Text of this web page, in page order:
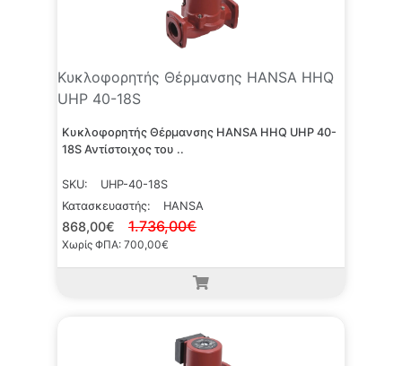
Κυκλοφορητής Θέρμανσης HANSA HHQ
UHP 40-18S
Κυκλοφορητής Θέρμανσης HANSA HHQ UHP 40-
18S Αντίστοιχος του ..
SKU:
UHP-40-18S
Κατασκευαστής:
HANSA
868,00€ 1.736,00€
Χωρίς ΦΠΑ: 700,00€